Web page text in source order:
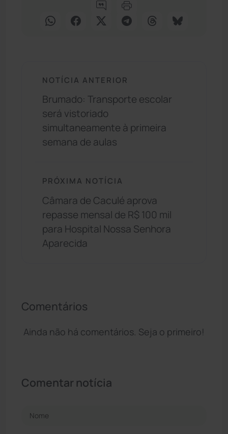
NOTÍCIA ANTERIOR
Brumado: Transporte escolar
será vistoriado
simultaneamente à primeira
semana de aulas
PRÓXIMA NOTÍCIA
Câmara de Caculé aprova
repasse mensal de R$ 100 mil
para Hospital Nossa Senhora
Aparecida
Comentários
Ainda não há comentários. Seja o primeiro!
Comentar notícia